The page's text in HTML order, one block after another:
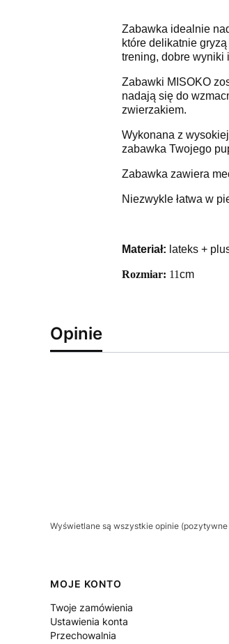
Zabawka idealnie
które delikatnie
trening, dobre wyniki
Zabawki MISOKO
nadają się do
zwierzakiem.
Wykonana z
zabawka Twojego
Zabawka zawiera
Niezwykle łatwa w
Materiał: lateks +
Rozmiar: 11cm
Opinie
Wyświetlane są wszystkie opinie
Linki w stopce
MOJE KONTO
Twoje zamówienia
Ustawienia konta
Przechowalnia